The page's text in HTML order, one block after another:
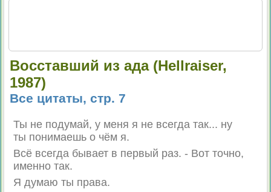
Восставший из ада (Hellraiser,
1987)
Все цитаты, стр. 7
Ты не подумай, у меня я не всегда так... ну
ты понимаешь о чём я.
Всё всегда бывает в первый раз. - Вот точно,
именно так.
Я думаю ты права.